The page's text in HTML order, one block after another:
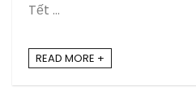
Tết ...
READ MORE +